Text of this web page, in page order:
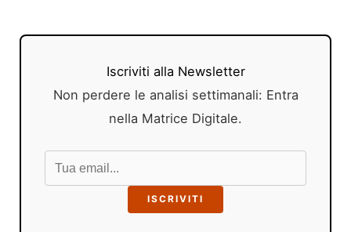
Iscriviti alla Newsletter
Non perdere le analisi settimanali: Entra
nella Matrice Digitale.
ISCRIVITI